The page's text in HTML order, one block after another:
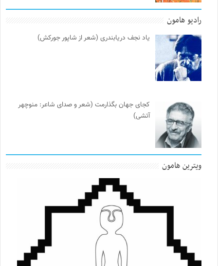
رادیو هامون
یاد نجف دریابندری (شعر از شاپور جورکش)
کجای جهان بگذارمت (شعر و صدای شاعر: منوچهر
آتشی)
ویترین هامون